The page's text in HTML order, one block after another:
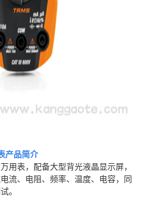
产品简介
用表，配备大型背光液晶显示屏，
流、电阻、频率、温度、电容，同
。